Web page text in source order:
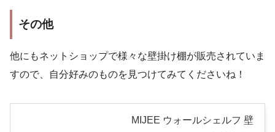
その他
他にもネットショップで様々な壁掛け棚が販売されていま
すので、自分好みのものを見つけてみてくださいね！
MIJEE ウォールシェルフ 壁